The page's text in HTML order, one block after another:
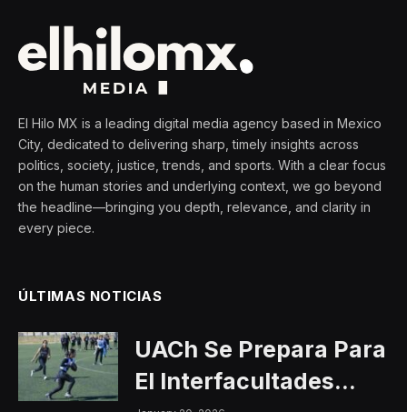
El Hilo MX is a leading digital media agency based in Mexico
City, dedicated to delivering sharp, timely insights across
politics, society, justice, trends, and sports. With a clear focus
on the human stories and underlying context, we go beyond
the headline—bringing you depth, relevance, and clarity in
every piece.
ÚLTIMAS NOTICIAS
UACh Se Prepara Para
El Interfacultades